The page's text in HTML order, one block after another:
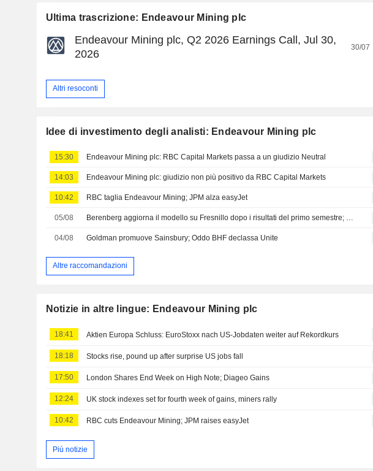
Ultima trascrizione: Endeavour Mining plc
Endeavour Mining plc, Q2 2026 Earnings Call, Jul 30,
2026
30/07
Altri resoconti
Idee di investimento degli analisti: Endeavour Mining plc
15:30 Endeavour Mining plc: RBC Capital Markets passa a un giudizio Neutral
14:03 Endeavour Mining plc: giudizio non più positivo da RBC Capital Markets
10:42 RBC taglia Endeavour Mining; JPM alza easyJet
05/08
04/08 Goldman promuove Sainsbury; Oddo BHF declassa Unite
Altre raccomandazioni
Notizie in altre lingue: Endeavour Mining plc
18:41 Aktien Europa Schluss: EuroStoxx nach US-Jobdaten weiter auf Rekordkurs
18:18 Stocks rise, pound up after surprise US jobs fall
17:50 London Shares End Week on High Note; Diageo Gains
12:24 UK stock indexes set for fourth week of gains, miners rally
10:42 RBC cuts Endeavour Mining; JPM raises easyJet
Più notizie